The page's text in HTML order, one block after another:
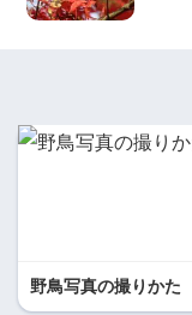
野鳥写真の撮りかた